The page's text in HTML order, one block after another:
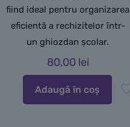
fiind ideal pentru organizarea
eficientă a rechizitelor într-
un ghiozdan școlar.
80,00 lei
Adaugă în coș